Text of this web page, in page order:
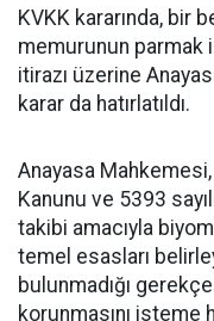
KVKK kararında, bir
memurunun parmak
itirazı üzerine
karar da hatırlatıldı.
Anayasa Mahkemesi,
Kanunu ve 5393
takibi amacıyla
temel esasları
bulunmadığı
korunmasını isteme